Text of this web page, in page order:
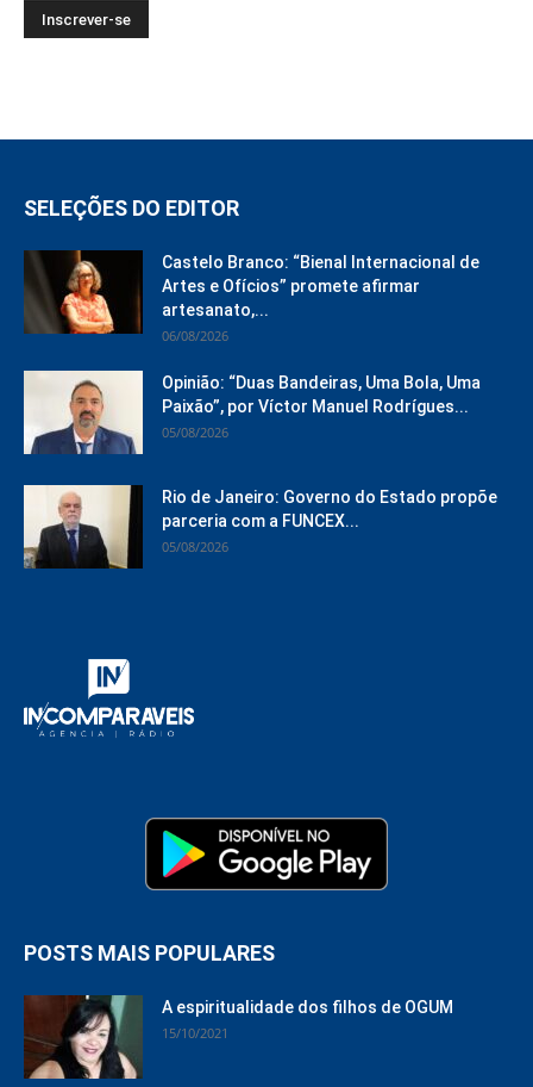
SELEÇÕES DO EDITOR
Castelo Branco: “Bienal Internacional de
Artes e Ofícios” promete afirmar
artesanato,...
06/08/2026
Opinião: “Duas Bandeiras, Uma Bola, Uma
Paixão”, por Víctor Manuel Rodrígues...
05/08/2026
Rio de Janeiro: Governo do Estado propõe
parceria com a FUNCEX...
05/08/2026
POSTS MAIS POPULARES
A espiritualidade dos filhos de OGUM
15/10/2021